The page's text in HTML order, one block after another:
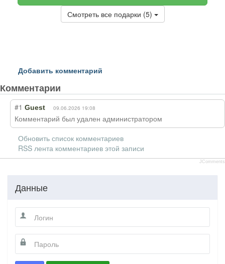
Смотреть все подарки (5)
Добавить комментарий
Комментарии
#1 Guest 09.06.2026 19:08
Комментарий был удален администратором
Обновить список комментариев
RSS лента комментариев этой записи
JComments
Данные